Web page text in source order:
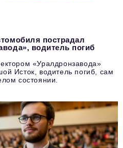
пострадал
водитель погиб
«Уралдронзавода»
Исток, водитель погиб, сам
состоянии.